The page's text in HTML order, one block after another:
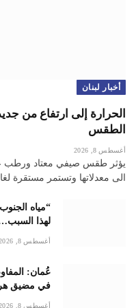
أخبار لبنان
الحرارة إلى ارتفاع من
الطقس
أغسطس 8, 2026
يؤثر طقس صيفي معتاد ورطب
الى معدلاتها وتستمر مستقرة
“مياه
لهذا
أغسطس 8, 2026
عُمان:
في مضيق
أغسطس 8, 2026